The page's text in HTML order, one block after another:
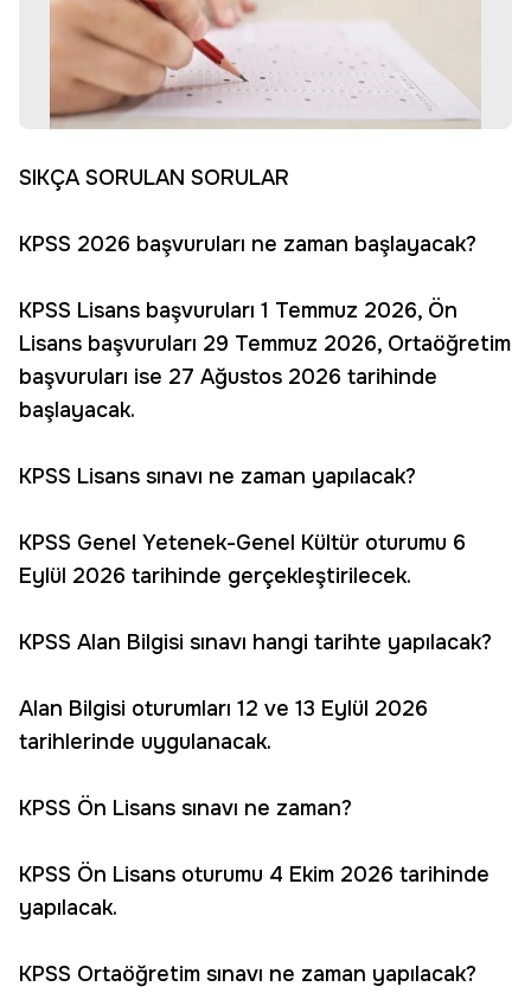
SIKÇA SORULAN SORULAR
KPSS 2026 başvuruları ne zaman başlayacak?
KPSS Lisans başvuruları 1 Temmuz 2026, Ön
Lisans başvuruları 29 Temmuz 2026, Ortaöğretim
başvuruları ise 27 Ağustos 2026 tarihinde
başlayacak.
KPSS Lisans sınavı ne zaman yapılacak?
KPSS Genel Yetenek-Genel Kültür oturumu 6
Eylül 2026 tarihinde gerçekleştirilecek.
KPSS Alan Bilgisi sınavı hangi tarihte yapılacak?
Alan Bilgisi oturumları 12 ve 13 Eylül 2026
tarihlerinde uygulanacak.
KPSS Ön Lisans sınavı ne zaman?
KPSS Ön Lisans oturumu 4 Ekim 2026 tarihinde
yapılacak.
KPSS Ortaöğretim sınavı ne zaman yapılacak?